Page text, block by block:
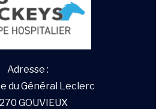
Adresse :
du Général Leclerc
GOUVIEUX